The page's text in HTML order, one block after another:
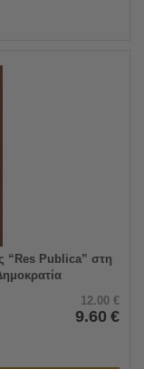
“Res Publica” στη
12.00 €
9.60 €